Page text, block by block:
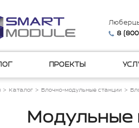
8
ПРОЕКТЫ
Каталог Блочно-модульные станции
Модульные